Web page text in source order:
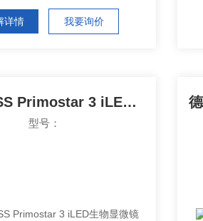
详情 我要询价
德国ZEISS Primostar 3 iLED生物显微镜
型号：